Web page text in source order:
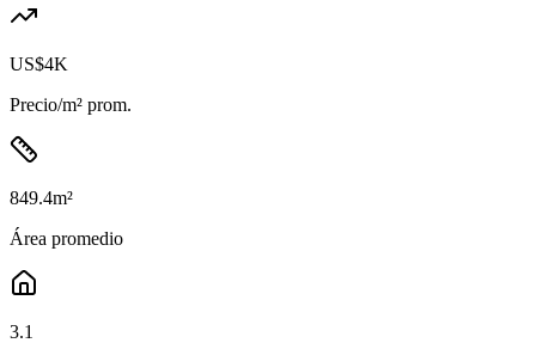
US$4K
Precio/m² prom.
849.4m²
Área promedio
3.1